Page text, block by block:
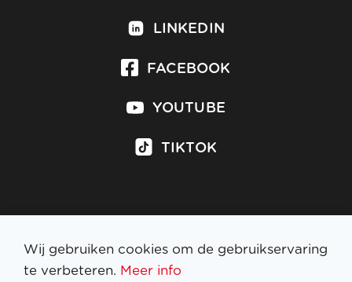
LINKEDIN
FACEBOOK
YOUTUBE
TIKTOK
Inschrijven op nieuwsbrief
Wij gebruiken cookies om de gebruikservaring
te verbeteren. Meer info